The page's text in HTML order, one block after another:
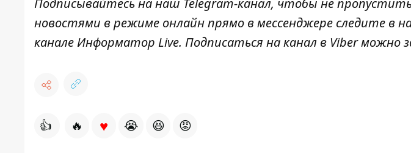
Подписывайтесь на наш Telegram-канал, чтобы не
новостями в режиме онлайн прямо в мессенджере следите в
канале Информатор Live. Подписаться на канал в Viber можно
👍 🔥 ♥ 😭 😆 😡